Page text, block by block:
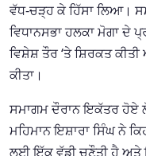
ਵੱਧ-ਚੜ੍ਹ ਕੇ ਹਿੱਸਾ ਲਿਆ।
ਵਿਧਾਨਸਭਾ ਹਲਕਾ ਮੋਗਾ ਦੇ
ਵਿਸ਼ੇਸ਼ ਤੌਰ ‘ਤੇ ਸ਼ਿਰਕਤ
ਕੀਤਾ।
ਸਮਾਗਮ ਦੌਰਾਨ ਇਕੱਤਰ ਹੋਏ
ਮਹਿਮਾਨ ਇਸ਼ਾਰਾ ਸਿੰਘ ਨੇ
ਲਈ ਇੱਕ ਵੱਡੀ ਚੁਣੌਤੀ ਹੈ